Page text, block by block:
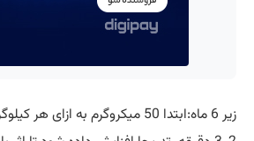
زیر 6 ماه:ابتدا 50 میکروگرم به